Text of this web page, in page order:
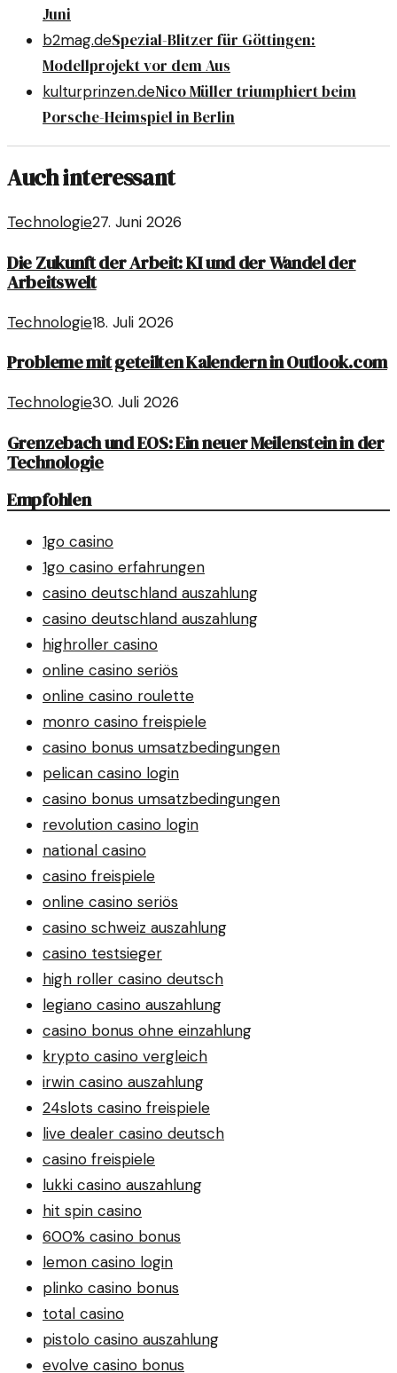
Juni
b2mag.deSpezial-Blitzer für Göttingen:
Modellprojekt vor dem Aus
kulturprinzen.deNico Müller triumphiert beim
Porsche-Heimspiel in Berlin
Auch interessant
Technologie27. Juni 2026
Die Zukunft der Arbeit: KI und der Wandel der
Arbeitswelt
Technologie18. Juli 2026
Probleme mit geteilten Kalendern in Outlook.com
Technologie30. Juli 2026
Grenzebach und EOS: Ein neuer Meilenstein in der
Technologie
Empfohlen
1go casino
1go casino erfahrungen
casino deutschland auszahlung
casino deutschland auszahlung
highroller casino
online casino seriös
online casino roulette
monro casino freispiele
casino bonus umsatzbedingungen
pelican casino login
casino bonus umsatzbedingungen
revolution casino login
national casino
casino freispiele
online casino seriös
casino schweiz auszahlung
casino testsieger
high roller casino deutsch
legiano casino auszahlung
casino bonus ohne einzahlung
krypto casino vergleich
irwin casino auszahlung
24slots casino freispiele
live dealer casino deutsch
casino freispiele
lukki casino auszahlung
hit spin casino
600% casino bonus
lemon casino login
plinko casino bonus
total casino
pistolo casino auszahlung
evolve casino bonus